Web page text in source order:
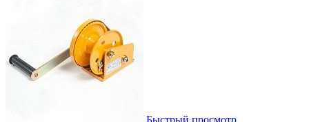
Быстрый просмотр